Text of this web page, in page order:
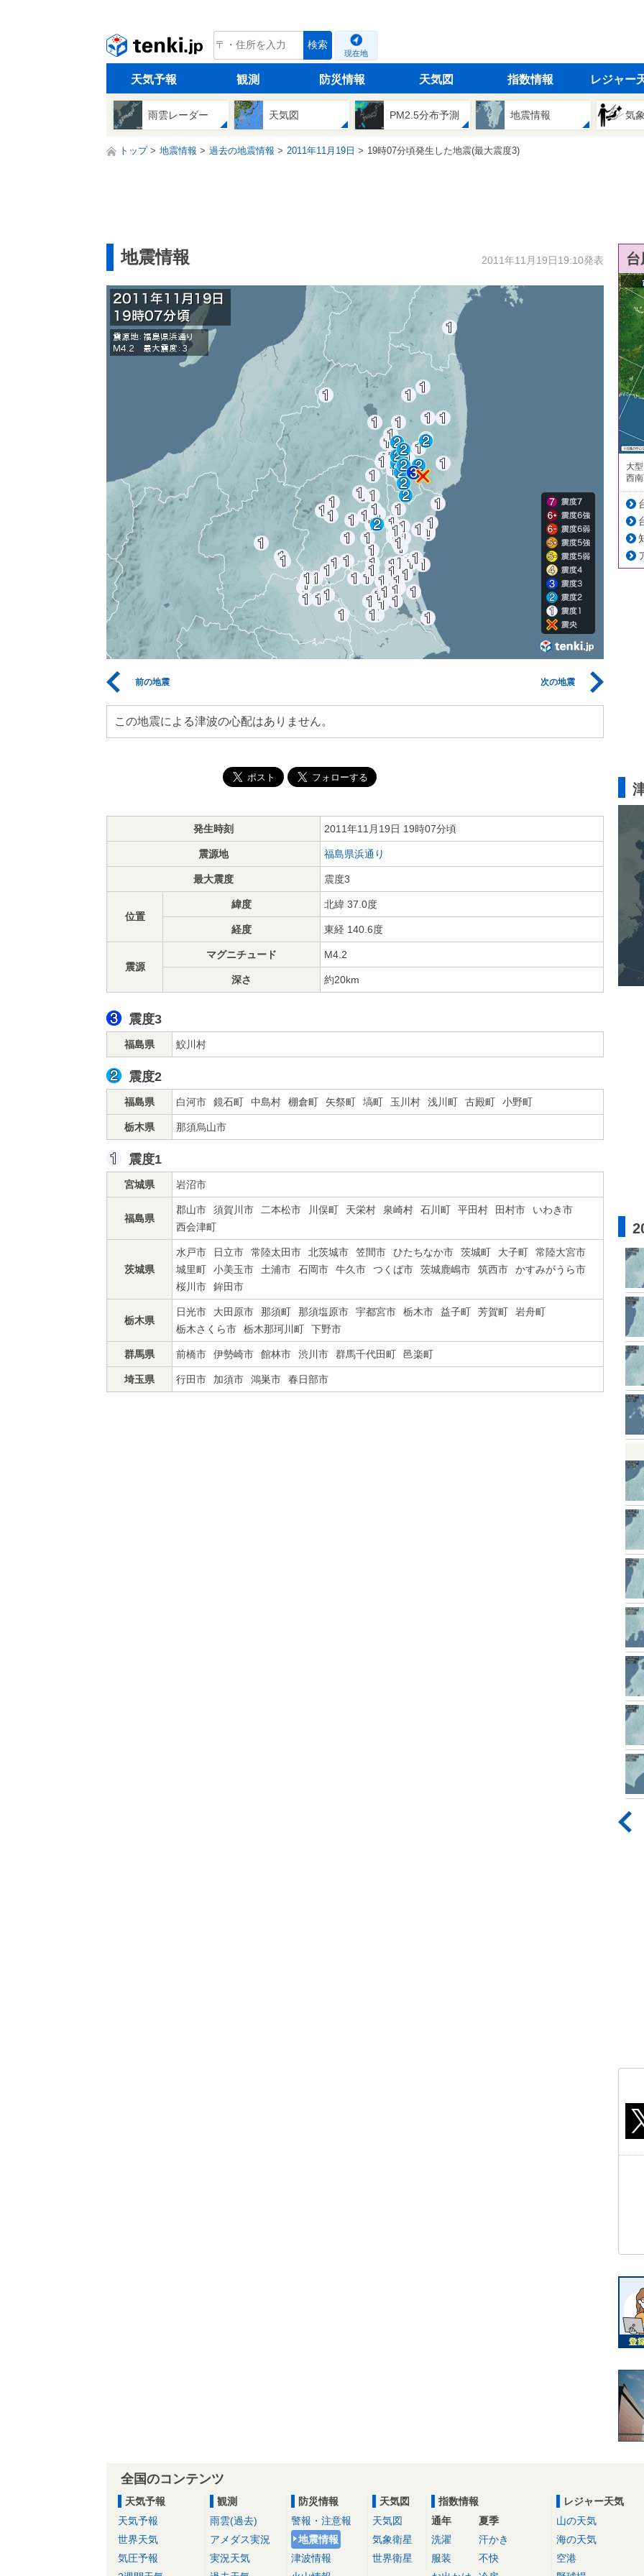
tenki.jp 検索
現在地
天気予報 観測 防災情報 天気図 指数情報 レジャー
雨雲レーダー 天気図 PM2.5分布予測 地震情報 気
トップ 地震情報 過去の地震情報 2011年11月19日 19時07分頃発生した地震(最大震度3)
地震情報 2011年11月19日19:10発表
前の地震 次の地震
この地震による津波の心配はありません。
発生時刻 2011年11月19日 19時07分頃
震源地 福島県浜通り
最大震度 震度3
位置
緯度 北緯 37.0度
経度 東経 140.6度
震源
マグニチュード M4.2
深さ 約20km
震度3
福島県 鮫川村
震度2
福島県 白河市 鏡石町 中島村 棚倉町 矢祭町 塙町 玉川村 浅川町 古殿町 小野町
栃木県 那須烏山市
震度1
宮城県 岩沼市
福島県
郡山市 須賀川市 二本松市 川俣町 天栄村 泉崎村 石川町 平田村 田村市
いわき市
西会津町
茨城県
水戸市 日立市 常陸太田市 北茨城市 笠間市 ひたちなか市 茨城町 大子町
常陸大宮市
城里町
小美玉市 土浦市 石岡市 牛久市 つくば市 茨城鹿嶋市 筑西市
かすみがうら市
桜川市
鉾田市
栃木県
日光市 大田原市 那須町 那須塩原市 宇都宮市 栃木市 益子町 芳賀町
岩舟町
栃木さくら市
栃木那珂川町 下野市
群馬県 前橋市 伊勢崎市 館林市 渋川市 群馬千代田町 邑楽町
埼玉県 行田市 加須市 鴻巣市 春日部市
大
西
全国のコンテンツ
天気予報
天気予報
世界天気
気圧予報
観測
雨雲(過去)
アメダス実況
実況天気
防災情報
警報・注意報
地震情報
津波情報
天気図
天気図
気象衛星
世界衛星
指数情報
通年
洗濯
服装
夏季
汗かき
不快
レジャー天気
山の天気
海の天気
空港